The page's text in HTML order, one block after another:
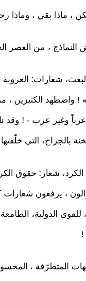
، ماذا بقي ، وماذا
النماذج ، من العصر
شعارات: العروبة
! واضطهد الكثيرين ،
- عرباً وغير عرب - !
بالجراح، التي
شعار: حقوق
، يرفعون شعارات
للقوى الدولية،
!
المتطرّفة ،